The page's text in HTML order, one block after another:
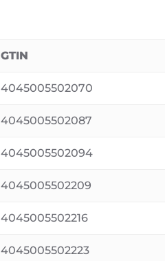
GTIN
4045005502070
4045005502087
4045005502094
4045005502209
4045005502216
4045005502223